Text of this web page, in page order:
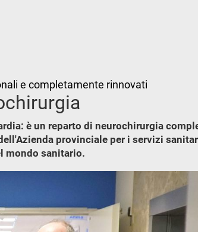
e completamente rinnovati
è un reparto di neurochirurgia
provinciale per i servizi
mondo sanitario.